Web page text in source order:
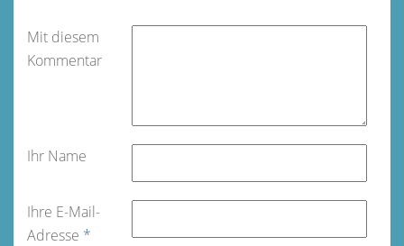
Mit diesem
Kommentar
Ihr Name
Ihre E-Mail-
Adresse *